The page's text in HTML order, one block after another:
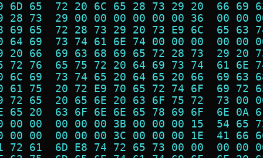
6D 65  72 20 6C 65 28 73 29 20  66
28 73  29 00 00 00 00 00 00 36  00
69 65  72 28 73 29 20 73 E9 6C  65
64 69  73 74 61 6E 74 00 00 00  00
20 66  69 63 68 69 65 72 28 73  29
72 76  65 75 72 20 64 69 73 74  61
6C 69  73 74 65 20 64 65 20 66  69
61 75  20 72 E9 70 65 72 74 6F  69
72 65  20 65 6E 20 63 6F 75 72  73
65 20  63 6F 6E 6E 65 78 69 6F  6E
00 00  00 00 00 3B 00 00 00 15  54
00 00  00 00 00 3C 00 00 00 1E  41
72 61  6D E8 74 72 65 73 00 00  00